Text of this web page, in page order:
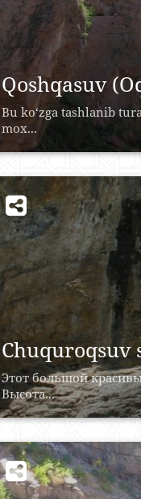
Qoshqasuv
Bu ko‘zga tashlanib
mox...
Chuquroqsuv
Этот большой
Высота...